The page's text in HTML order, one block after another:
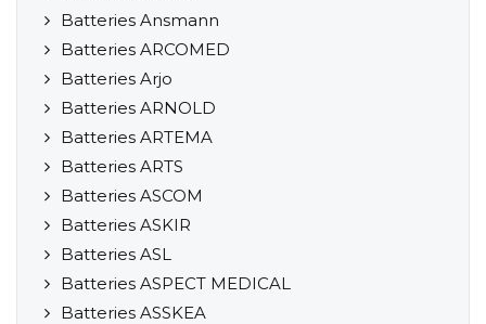
Batteries Ansmann
Batteries ARCOMED
Batteries Arjo
Batteries ARNOLD
Batteries ARTEMA
Batteries ARTS
Batteries ASCOM
Batteries ASKIR
Batteries ASL
Batteries ASPECT MEDICAL
Batteries ASSKEA